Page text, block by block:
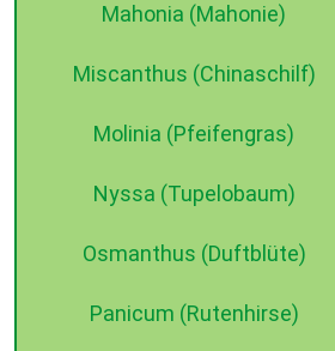
Mahonia (Mahonie)
Miscanthus (Chinaschilf)
Molinia (Pfeifengras)
Nyssa (Tupelobaum)
Osmanthus (Duftblüte)
Panicum (Rutenhirse)